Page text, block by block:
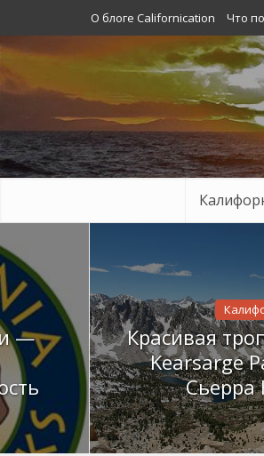
О блоге Californication Что
—
Красивая
Kearsarge
Сьерра